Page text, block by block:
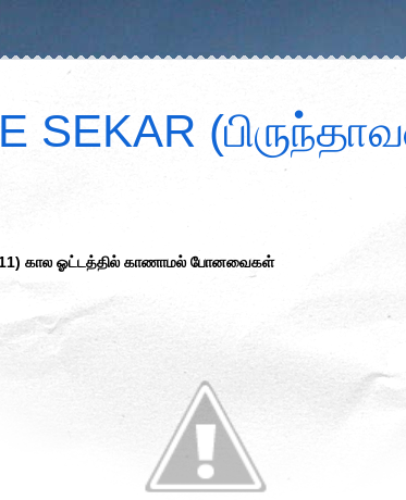
SEKAR
11) கால ஓட்டத்தில் காணாமல் போனவைகள்